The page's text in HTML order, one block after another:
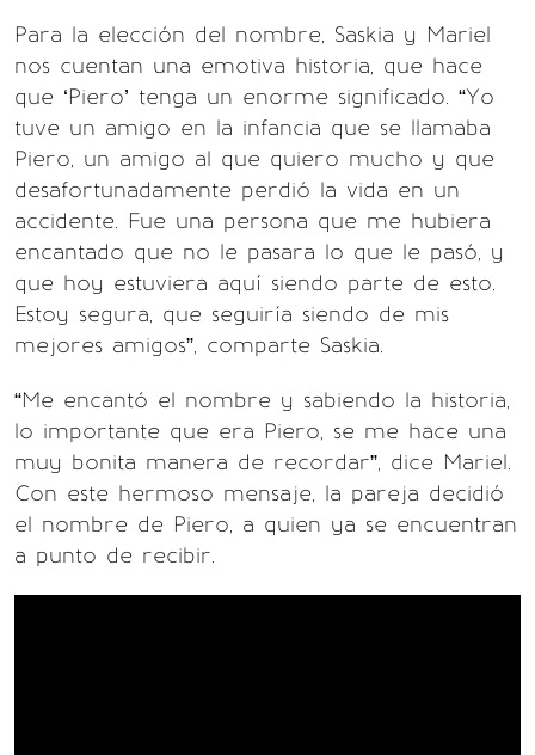
Para la elección del nombre, Saskia y Mariel
nos cuentan una emotiva historia, que hace
que ‘Piero’ tenga un enorme significado. “Yo
tuve un amigo en la infancia que se llamaba
Piero, un amigo al que quiero mucho y que
desafortunadamente perdió la vida en un
accidente. Fue una persona que me hubiera
encantado que no le pasara lo que le pasó, y
que hoy estuviera aquí siendo parte de esto.
Estoy segura, que seguiría siendo de mis
mejores amigos”, comparte Saskia.
“Me encantó el nombre y sabiendo la historia,
lo importante que era Piero, se me hace una
muy bonita manera de recordar”, dice Mariel.
Con este hermoso mensaje, la pareja decidió
el nombre de Piero, a quien ya se encuentran
a punto de recibir.